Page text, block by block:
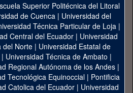
Superior Politécnica del Litoral
de Cuenca| Universidad del
Técnica Particular de Loja|
Central del Ecuador| Universidad
del Norte | Universidad Estatal de
| Universidad Técnica de Ambato |
Regional Autónoma de los Andes|
Tecnológica Equinoccial| Pontificia
Catolica del Ecuador | Universidad